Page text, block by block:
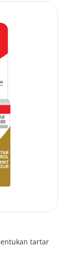
tartar